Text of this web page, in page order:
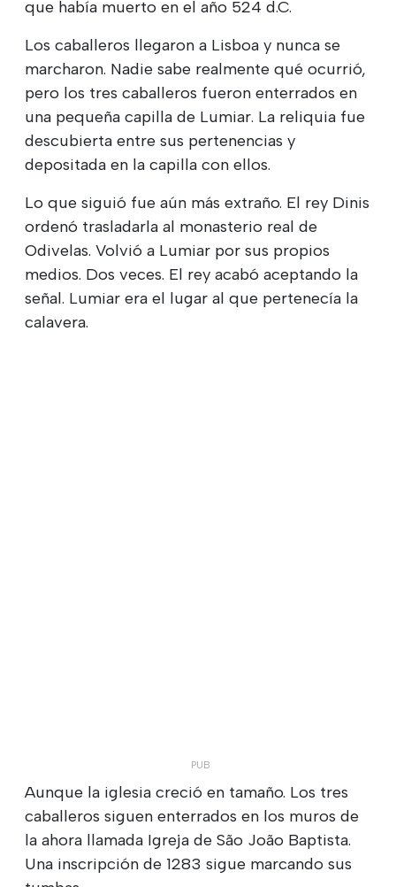
que había muerto en el año 524 d.C.
Los caballeros llegaron a Lisboa y nunca se
marcharon. Nadie sabe realmente qué ocurrió,
pero los tres caballeros fueron enterrados en
una pequeña capilla de Lumiar. La reliquia fue
descubierta entre sus pertenencias y
depositada en la capilla con ellos.
Lo que siguió fue aún más extraño. El rey Dinis
ordenó trasladarla al monasterio real de
Odivelas. Volvió a Lumiar por sus propios
medios. Dos veces. El rey acabó aceptando la
señal. Lumiar era el lugar al que pertenecía la
calavera.
Aunque la iglesia creció en tamaño. Los tres
caballeros siguen enterrados en los muros de
la ahora llamada Igreja de São João Baptista.
Una inscripción de 1283 sigue marcando sus